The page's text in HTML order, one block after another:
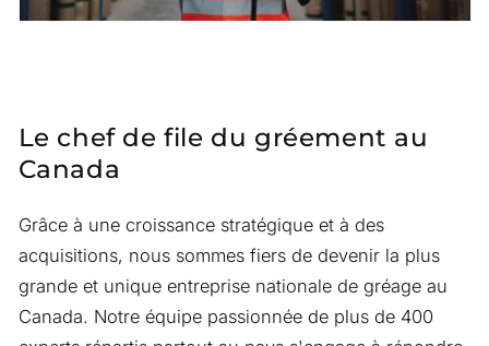
Le chef de file du gréement au
Canada
Grâce à une croissance stratégique et à des
acquisitions, nous sommes fiers de devenir la plus
grande et unique entreprise nationale de gréage au
Canada. Notre équipe passionnée de plus de 400